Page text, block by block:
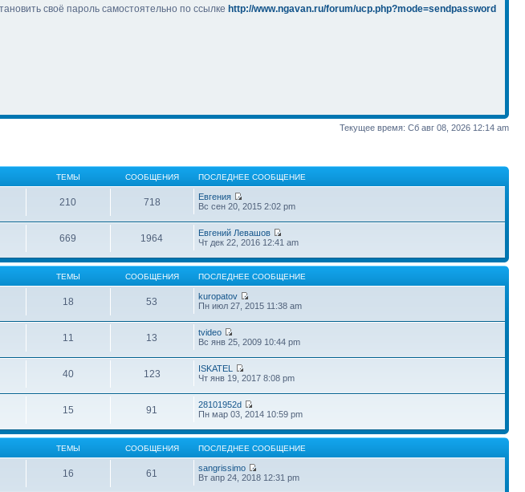
своё пароль самостоятельно по ссылке http://www.ngavan.ru/forum/ucp.php?mode=sendpassword
Текущее время: Сб авг 08, 2026 12:14 am
ТЕМЫ СООБЩЕНИЯ ПОСЛЕДНЕЕ СООБЩЕНИЕ
210 718
Евгения
Вс сен 20, 2015 2:02 pm
669 1964
Евгений Левашов
Чт дек 22, 2016 12:41 am
ТЕМЫ СООБЩЕНИЯ ПОСЛЕДНЕЕ СООБЩЕНИЕ
18 53
kuropatov
Пн июл 27, 2015 11:38 am
11 13
tvideo
Вс янв 25, 2009 10:44 pm
40 123
ISKATEL
Чт янв 19, 2017 8:08 pm
15 91
28101952d
Пн мар 03, 2014 10:59 pm
ТЕМЫ СООБЩЕНИЯ ПОСЛЕДНЕЕ СООБЩЕНИЕ
16 61
sangrissimo
Вт апр 24, 2018 12:31 pm